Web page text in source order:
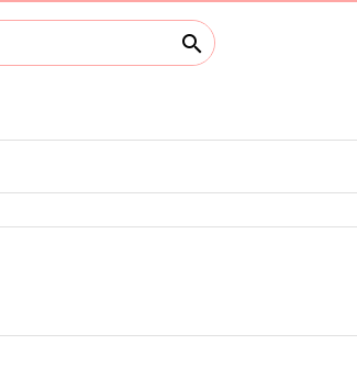
search